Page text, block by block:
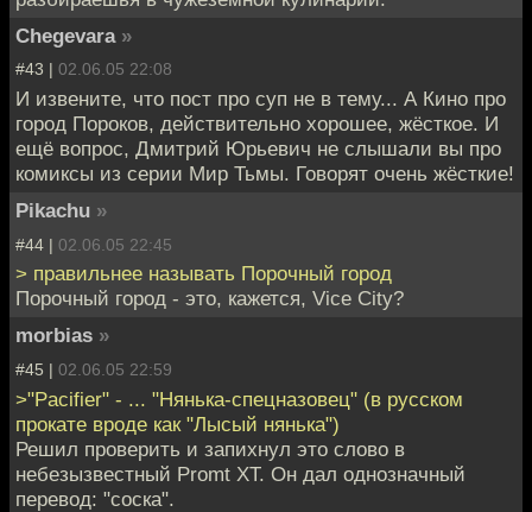
Chegevara »
#43 | 02.06.05 22:08
И извените, что пост про суп не в тему... А Кино про
город Пороков, действительно хорошее, жёсткое. И
ещё вопрос, Дмитрий Юрьевич не слышали вы про
комиксы из серии Мир Тьмы. Говорят очень жёсткие!
Pikachu »
#44 | 02.06.05 22:45
> правильнее называть Порочный город
Порочный город - это, кажется, Vice City?
morbias »
#45 | 02.06.05 22:59
>"Pacifier" - ... "Нянька-спецназовец" (в русском
прокате вроде как "Лысый нянька")
Решил проверить и запихнул это слово в
небезызвестный Promt XT. Он дал однозначный
перевод: "соска".